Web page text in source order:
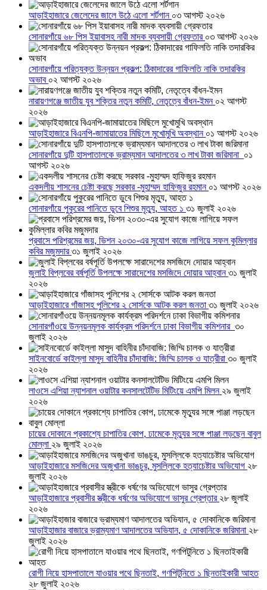
আড়াইহাজারে জেলেদের জালে উঠে এলো শর্টগান ০৩ আগস্ট ২০২৬
সোনারগাঁয়ে ৬৮ পিস ইয়াবাসহ নারী মাদক ব্যবসায়ী গ্রেফতার ০৩ আগস্ট ২০২৬
সোনারগাঁয়ে পরিত্যক্ত উন্নয়ন প্রকল্প: ঠিকাদারের গাফিলতি নাকি তদারকির
অভাব ০২ আগস্ট ২০২৬
নারায়ণগঞ্জে জাতীয় যুব শক্তির নতুন কমিটি, নেতৃত্বে বাঁধন-ইমন ০২ আগস্ট
২০২৬
আড়াইহাজারে বিএনপি-জামায়াতের মিছিলে মুখোমুখি অবস্থান ০১ আগস্ট ২০২৬
সোনারগাঁয়ে দুটি হাসপাতালকে ভ্রাম্যমান আদালতের ৩ লাখ টাকা জরিমানা ০১
আগস্ট ২০২৬
একদলীয় শাসনের চেষ্টা করছে সরকার -মুহাম্মদ হাফিজুর রহমান ০১ আগস্ট ২০২৬
সোনারগাঁয়ে পুকুরের পানিতে ডুবে শিশুর মৃত্যু, আহত ১ ৩১ জুলাই ২০২৬
প্রবাসে পরিশ্রমের জয়, ভিশন ২০৩০-এর সুযোগ কাজে লাগিয়ে সফল কুমিল্লার
কবির মজুমদার৩১ জুলাই ২০২৬
জুলাই বিপ্লবের বর্ষপূর্তি উপলক্ষে সারাদেশের মসজিদে দোয়ার আহ্বান৩১ জুলাই
২০২৬
আড়াইহাজারে গাঁজাসহ পুলিশের ২ সোর্সকে আটক করল জনতা ৩১ জুলাই ২০২৬
সোনারগাঁওয়ে উন্নয়নমূলক কার্যক্রম পরিদর্শনে ঢাকা বিভাগীয় কমিশনার ৩০
জুলাই ২০২৬
সাইনবোর্ডে কাইল্লা মাসুদ বাহিনীর চাঁদাবাজি: জিম্মি চালক ও যাত্রীরা ৩০ জুলাই
২০২৬
লাওসে এশিয়া ন্যাশনাল ওয়াটার কনসালটেটিভ মিটিংয়ে এমপি মিলন ২৯ জুলাই
২০২৬
চায়ের দোকানে প্রকাশ্যে চাপাতির কোপ, ঢামেকে মৃত্যুর সঙ্গে পাঞ্জা লড়ছেন বাবুল
মোল্লা ২৯ জুলাই ২০২৬
আড়াইহাজারে মস‌জি‌দের অজুখানা ভাঙচুর, মুসল্লিকে হত্যাচেষ্টার অভিযোগ ২৮
জুলাই ২০২৬
আড়াইহাজারে প্রবাসীর স্ত্রীকে ধর্ষণের অভিযোগে ভাসুর গ্রেপ্তার ২৮ জুলাই
২০২৬
আড়াইহাজার বাজারে ভ্রাম্যমাণ আদালতের অভিযান, ৫ দোকানিকে জরিমানা ২৮
জুলাই ২০২৬
রোগী নিয়ে হাসপাতালে যাওয়ার পথে ছিনতাই, গণপিটুনিতে ১ ছিনতাইকারী আহত
২৮ জুলাই ২০২৬